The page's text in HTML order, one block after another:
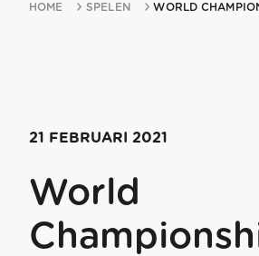
HOME SPELEN
21 FEBRUARI 2021
World